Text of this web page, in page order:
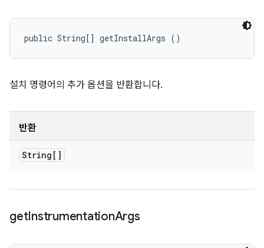
public String[] getInstallArgs ()
설치 명령어의 추가 옵션을 반환합니다.
반환
String[]
getInstrumentationArgs